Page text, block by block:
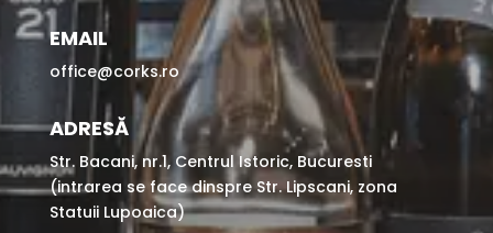
EMAIL
office@corks.ro
ADRESĂ
Str. Bacani, nr.1, Centrul Istoric, Bucuresti
(intrarea se face dinspre Str. Lipscani, zona
Statuii Lupoaica)